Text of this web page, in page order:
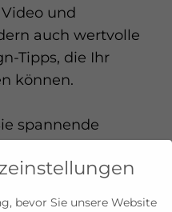
und
auch wertvolle
Tipps, die Ihr
können.
spannende
Sie, wie wir
bevor Sie unsere Website